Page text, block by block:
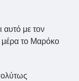
αυτό με τον
μέρα το Μαρόκο